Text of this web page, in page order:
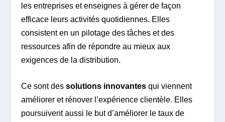
les entreprises et enseignes à gérer de façon
efficace leurs activités quotidiennes. Elles
consistent en un pilotage des tâches et des
ressources afin de répondre au mieux aux
exigences de la distribution.
Ce sont dessolutions innovantes qui viennent
améliorer et rénover l’expérience clientèle. Elles
poursuivent aussi le but d’améliorer le taux de